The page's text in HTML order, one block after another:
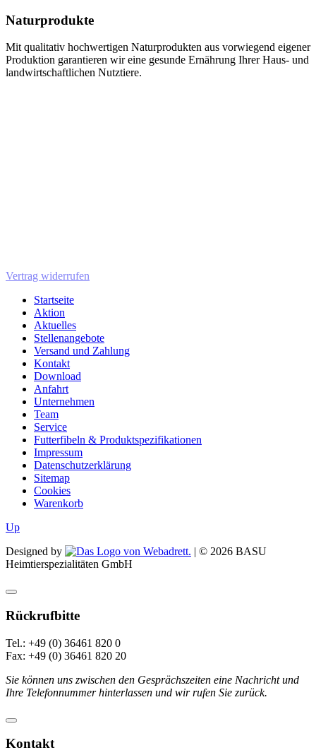
Naturprodukte
Mit qualitativ hochwertigen Naturprodukten aus vorwiegend eigener
Produktion garantieren wir eine gesunde Ernährung Ihrer Haus- und
landwirtschaftlichen Nutztiere.
Vertrag widerrufen
Startseite
Aktion
Aktuelles
Stellenangebote
Versand und Zahlung
Kontakt
Download
Anfahrt
Unternehmen
Team
Service
Futterfibeln & Produktspezifikationen
Impressum
Datenschutzerklärung
Sitemap
Cookies
Warenkorb
Up
Designed by
| © 2026 BASU
Heimtierspezialitäten GmbH
Rückrufbitte
Tel.: +49 (0) 36461 820 0
Fax: +49 (0) 36461 820 20
Sie können uns zwischen den Gesprächszeiten eine Nachricht und
Ihre Telefonnummer hinterlassen und wir rufen Sie zurück.
Kontakt